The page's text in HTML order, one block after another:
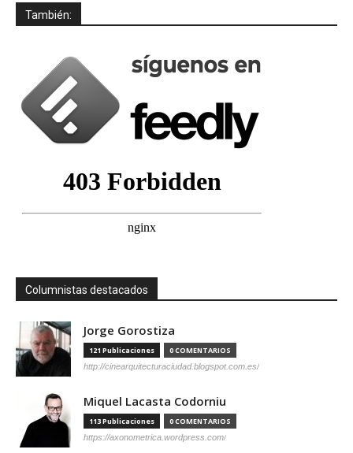
También:
Columnistas destacados
Jorge Gorostiza
121 Publicaciones 0 COMENTARIOS
http://cinearquitecturaciudad.blogspot.com.es/
Miquel Lacasta Codorniu
113 Publicaciones 0 COMENTARIOS
https://axonometrica.wordpress.com/